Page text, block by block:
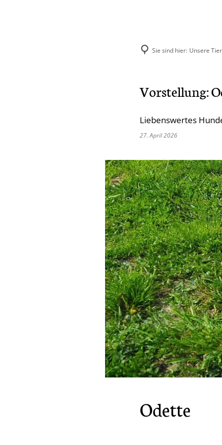
Aktuelles
Sie sind hier: Unsere
Vorstellung:
Liebenswertes
27. April 2026
Odette